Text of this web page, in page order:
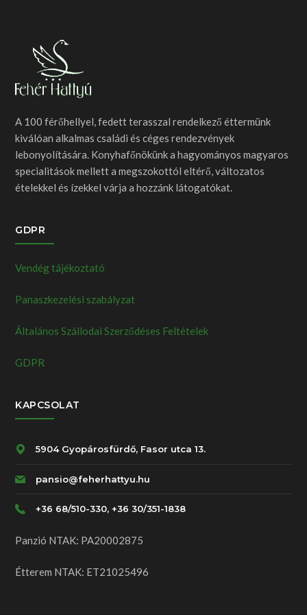
A 100 férőhellyel, fedett terasszal rendelkező éttermünk
kiválóan alkalmas családi és céges rendezvények
lebonyolítására. Konyhafőnökünk a hagyományos magyaros
specialitások mellett a megszokottól eltérő, változatos
ételekkel és ízekkel várja a hozzánk látogatókat.
GDPR
Vendég tájékoztató
Panaszkezelési szabályzat
Általános Szállodai Szerződéses Feltételek
GDPR
KAPCSOLAT
5904 Gyopárosfürdő, Fasor utca 13.
pansio@feherhattyu.hu
+36 68/510-330, +36 30/351-1838
Panzió NTAK: PA20002875
Étterem NTAK: ET21025496